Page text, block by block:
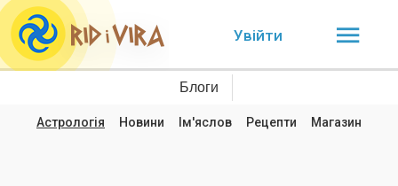
Увійти
Блоги
Астрологія Новини Ім'яслов Рецепти Магазин